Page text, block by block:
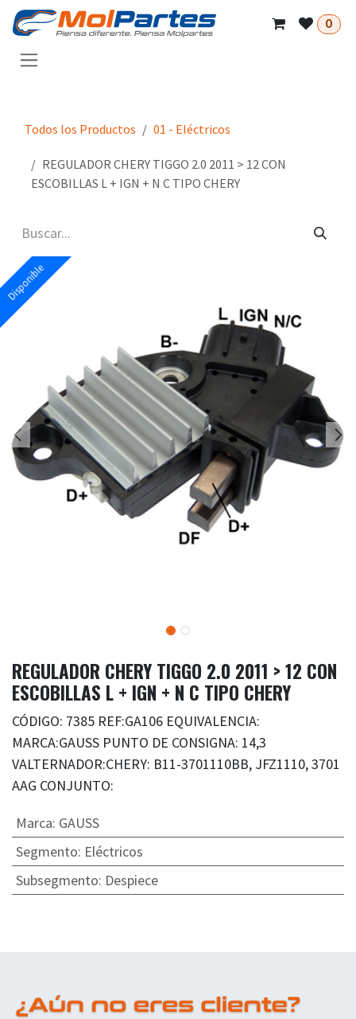
Ir al contenido
0
Todos los Productos 01 - Eléctricos
REGULADOR CHERY TIGGO 2.0 2011 > 12 CON
ESCOBILLAS L + IGN + N C TIPO CHERY
Disponible
Disponible
REGULADOR CHERY TIGGO 2.0 2011 > 12 CON
ESCOBILLAS L + IGN + N C TIPO CHERY
CÓDIGO: 7385 REF:GA106 EQUIVALENCIA:
MARCA:GAUSS PUNTO DE CONSIGNA: 14,3
VALTERNADOR:CHERY: B11-3701110BB, JFZ1110, 3701
AAG CONJUNTO:
Marca: GAUSS
Segmento: Eléctricos
Subsegmento: Despiece